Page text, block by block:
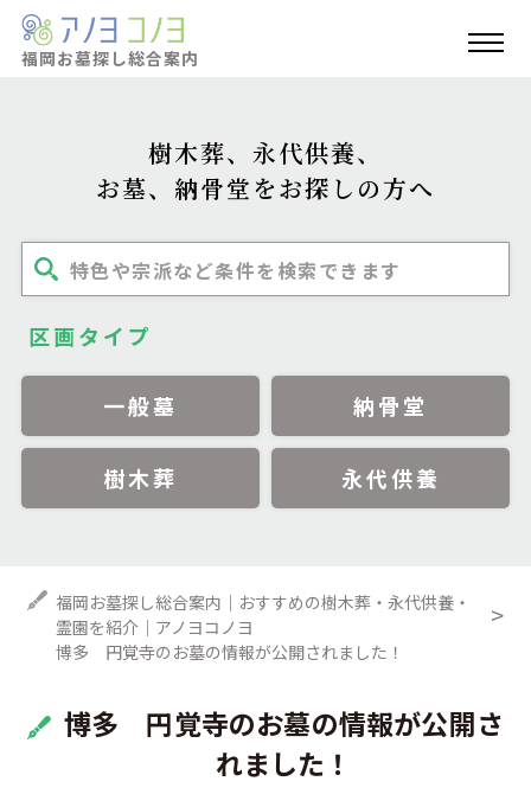
福岡お墓探し総合案内
樹木葬、永代供養、
お墓、納骨堂をお探しの方へ
特色や宗派など条件を検索できます
区画タイプ
一般墓 納骨堂
樹木葬 永代供養
福岡お墓探し総合案内｜おすすめの樹木葬・永代供養・
霊園を紹介｜アノヨコノヨ
博多 円覚寺のお墓の情報が公開されました！
博多 円覚寺のお墓の情報が公開さ
れました！